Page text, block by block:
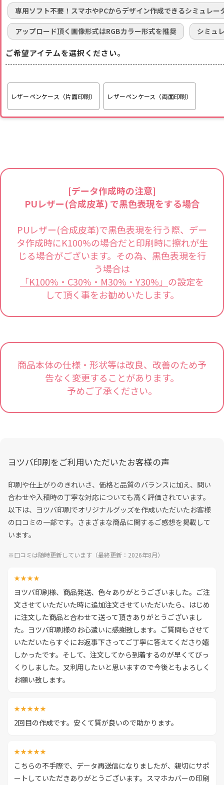
専用ソフト不要！スマホやPCからデザイン作成できるシミュレー
アップロード頂く画像形式はRGBカラー形式を推奨 シミュ
ご希望アイテムを選択ください。
レザーペンケース（片面印刷） レザーペンケース（両面印刷）
[データ作成時の注意]
PUレザー(合成皮革) で黒色表現をする場合
PUレザー(合成皮革)で黒色表現を行う際、デー
タ作成時にK100%の場合だと印刷時に擦れが生
じる場合がございます。その為、黒色表現を行
う場合は
「K100%・C30%・M30%・Y30%」 の設定を
して頂く事をお勧めいたします。
商品本体の仕様・形状等は改良、改善のため予
告なく変更することがあります。
予めご了承ください。
ヨツバ印刷をご利用いただいたお客様の声
印刷や仕上がりのきれいさ、価格と品質のバランスに加え、問い
合わせや入稿時の丁寧な対応についても高く評価されています。
以下は、ヨツバ印刷でオリジナルグッズを作成いただいたお客様
の口コミの一部です。さまざまな商品に関するご感想を掲載して
います。
※口コミは随時更新しています（最終更新：2026年8月）
★★★★
ヨツバ印刷様、商品発送、色々ありがとうございました。ご注
文させていただいた時に追加注文させていただいたら、はじめ
に注文した商品と合わせて送って頂きありがとうございまし
た。ヨツバ印刷様のお心遣いに感謝致します。ご質問もさせて
いただいたらすぐにお返事下さってご丁寧に答えてくださり嬉
しかったです。そして、注文してから到着するのが早くてびっ
くりしました。又利用したいと思いますので今後ともよろしく
お願い致します。
★★★★★
2回目の作成です。安くて質が良いので助かります。
★★★★★
こちらの不手際で、データ再送信になりましたが、親切にサポ
ートしていただきありがとうございます。スマホカバーの印刷